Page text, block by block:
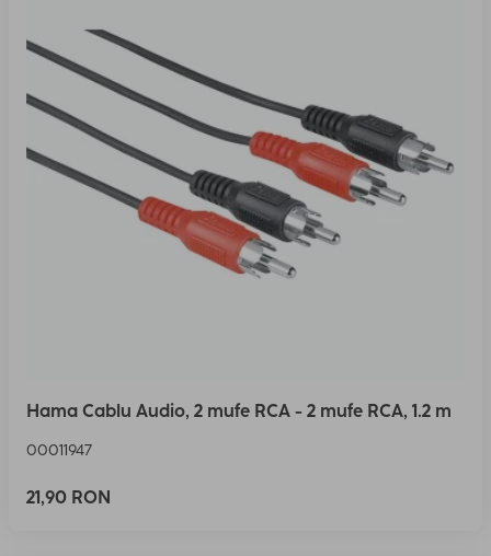
Hama Cablu Audio, 2 mufe RCA - 2 mufe RCA, 1.2 m
00011947
21,90 RON